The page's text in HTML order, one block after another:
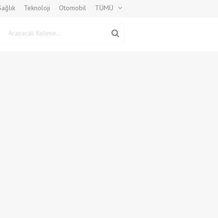
Teknoloji Otomobil TÜMÜ